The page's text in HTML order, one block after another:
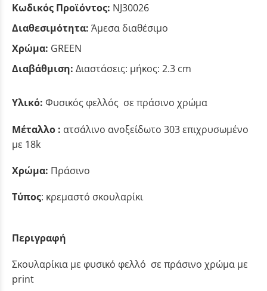
Κωδικός Προϊόντος: NJ30026
Διαθεσιμότητα: Άμεσα διαθέσιμο
Χρώμα: GREEN
Διαβάθμιση: Διαστάσεις: μήκος: 2.3 cm
Υλικό: Φυσικός φελλός σε πράσινο χρώμα
Μέταλλο : ατσάλινο ανοξείδωτο 303 επιχρυσωμένο
με 18k
Χρώμα: Πράσινο
Τύπος: κρεμαστό σκουλαρίκι
Περιγραφή
Σκουλαρίκια με φυσικό φελλό σε πράσινο χρώμα με
print